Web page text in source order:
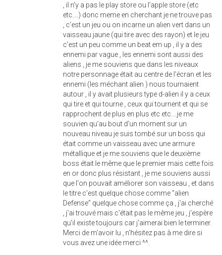
, il n'y a pas le play store ou l'apple store (etc
etc....) donc meme en cherchant je ne trouve pas
, c'est un jeu ou on incarne un alien vert dans un
vaisseau jaune (qui tire avec des rayon) et le jeu
c'est un peu comme un beat em up , il y a des
ennemi par vague , les ennemi sont aussi des
aliens , je me souviens que dans les niveaux
notre personnage était au centre de l'écran et les
ennemi (les méchant alien ) nous tournaient
autour , il y avait plusieurs type d-alien il y a ceux
qui tire et qui tourne , ceux qui tournent et qui se
rapprochent de plus en plus etc etc....je me
souvien qu'au bout d'un moment sur un
nouveau niveau je suis tombé sur un boss qui
était comme un vaisseau avec une armure
métallique et je me souviens que le deuxième
boss était le même que le premier mais cette fois
en or donc plus résistant , je me souviens aussi
que l'on pouvait améliorer son vaisseau , et dans
le titre c'est quelque chose comme "alien
Defense" quelque chose comme ça , j'ai cherché
, j'ai trouvé mais c'était pas le même jeu , j'espère
qu'il existe toujours car j'aimerai bien le terminer.
Merci de m'avoir lu , n'hésitez pas à me dire si
vous avez une idée merci ^^.